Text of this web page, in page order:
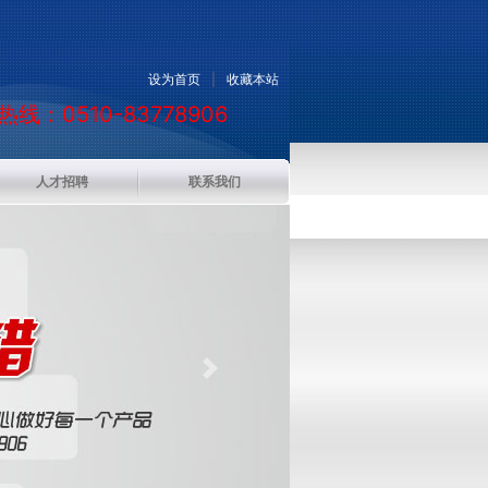
设为首页 收藏本站
线：0510-83778906
人才招聘 联系我们